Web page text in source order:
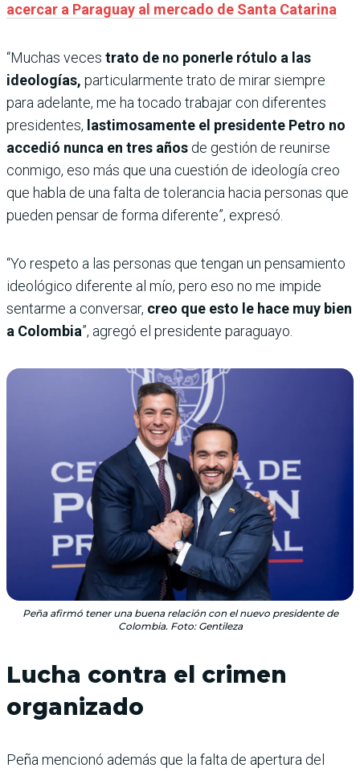
acercar a Paraguay al mercado de Santa Catarina
“Muchas veces trato de no ponerle rótulo a las
ideologías, particularmente trato de mirar siempre
para adelante, me ha tocado trabajar con diferentes
presidentes, lastimosamente el presidente Petro no
accedió nunca en tres años de gestión de reunirse
conmigo, eso más que una cuestión de ideología creo
que habla de una falta de tolerancia hacia personas que
pueden pensar de forma diferente”, expresó.
“Yo respeto a las personas que tengan un pensamiento
ideológico diferente al mío, pero eso no me impide
sentarme a conversar, creo que esto le hace muy bien
a Colombia”, agregó el presidente paraguayo.
Peña afirmó tener una buena relación con el nuevo presidente de
Colombia. Foto: Gentileza
Lucha contra el crimen
organizado
Peña mencionó además que la falta de apertura del